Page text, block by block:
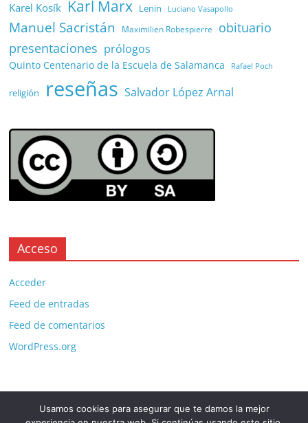
Karel Kosík Karl Marx Lenin Luciano Vasapollo
Manuel Sacristán Maximilien Robespierre
obituario
presentaciones prólogos
Quinto Centenario de la Escuela de Salamanca Rafael Poch
religión reseñas Salvador López Arnal
Acceso
Acceder
Feed de entradas
Feed de comentarios
WordPress.org
Copyright © 2026 . All rights reserved.
Usamos cookies para asegurar que te damos la mejor